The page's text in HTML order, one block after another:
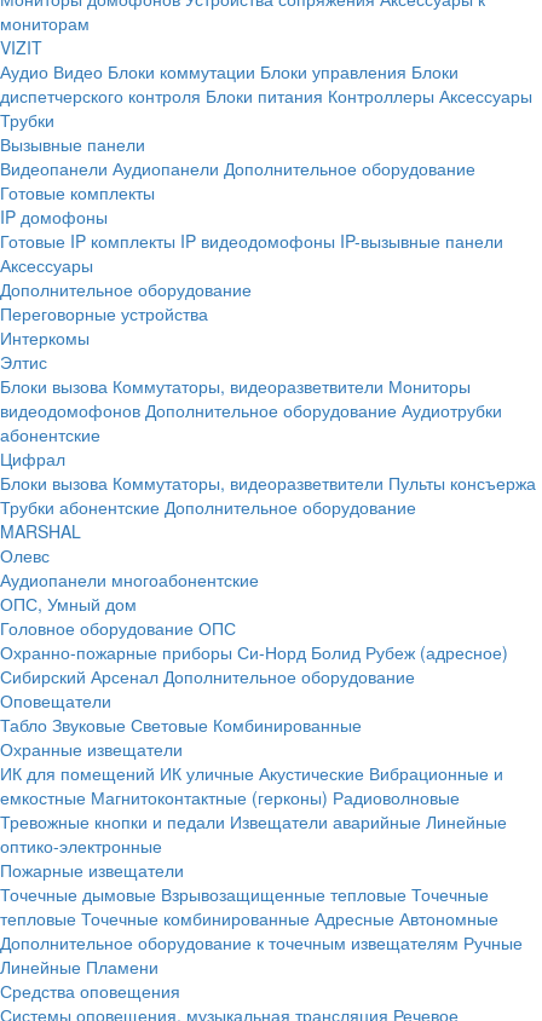
мониторам
VIZIT
Аудио Видео Блоки коммутации Блоки управления Блоки
диспетчерского контроля Блоки питания Контроллеры Аксессуары
Трубки
Вызывные панели
Видеопанели Аудиопанели Дополнительное оборудование
Готовые комплекты
IP домофоны
Готовые IP комплекты IP видеодомофоны IP-вызывные панели
Аксессуары
Дополнительное оборудование
Переговорные устройства
Интеркомы
Элтис
Блоки вызова Коммутаторы, видеоразветвители Мониторы
видеодомофонов Дополнительное оборудование Аудиотрубки
абонентские
Цифрал
Блоки вызова Коммутаторы, видеоразветвители Пульты консъержа
Трубки абонентские Дополнительное оборудование
MARSHAL
Олевс
Аудиопанели многоабонентские
ОПС, Умный дом
Головное оборудование ОПС
Охранно-пожарные приборы Си-Норд Болид Рубеж (адресное)
Сибирский Арсенал Дополнительное оборудование
Оповещатели
Табло Звуковые Световые Комбинированные
Охранные извещатели
ИК для помещений ИК уличные Акустические Вибрационные и
емкостные Магнитоконтактные (герконы) Радиоволновые
Тревожные кнопки и педали Извещатели аварийные Линейные
оптико-электронные
Пожарные извещатели
Точечные дымовые Взрывозащищенные тепловые Точечные
тепловые Точечные комбинированные Адресные Автономные
Дополнительное оборудование к точечным извещателям Ручные
Линейные Пламени
Средства оповещения
Системы оповещения, музыкальная трансляция Речевое